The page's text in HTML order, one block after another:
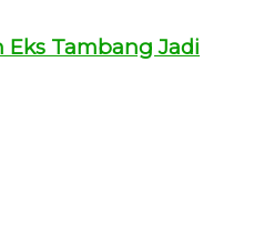
Tambang Jadi